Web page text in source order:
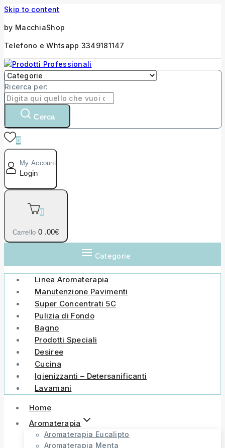
Skip to content
by MacchiaShop
Telefono e Whtsapp 3349181147
Ricerca per:
Cerca
0
My Account
Login
0
Carrello 0 .00€
Categorie
Linea Aromaterapia
Manutenzione Pavimenti
Super Concentrati 5C
Pulizia di Fondo
Bagno
Prodotti Speciali
Desiree
Cucina
Igienizzanti – Detersanificanti
Lavamani
Home
Aromaterapia
Aromaterapia Eucalipto
Aromaterapia Menta